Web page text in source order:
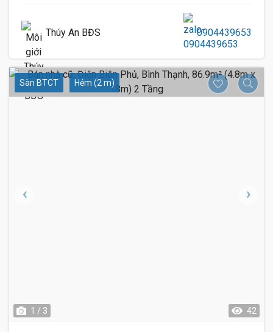
Thúy An BĐS 0904439653
Sàn BTCT Hẻm (2 m)
1 / 3 42